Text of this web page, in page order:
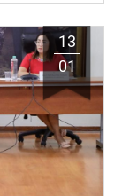
13
01